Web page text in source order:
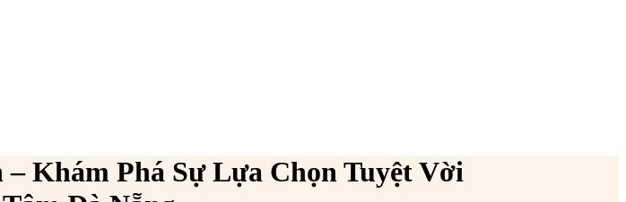
– Khám Phá Sự Lựa Chọn Tuyệt Vời